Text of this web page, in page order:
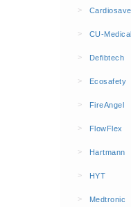
Kleding - Hesjes (0)
Brandblusmiddelen
Schuimblussers (6)
Brandmelders
CO melders (2)
>
> CU-Medical
> Defibtech
> Ecosafety
> FireAngel
> FlowFlex
> Hartmann
> HYT
> Medtronic